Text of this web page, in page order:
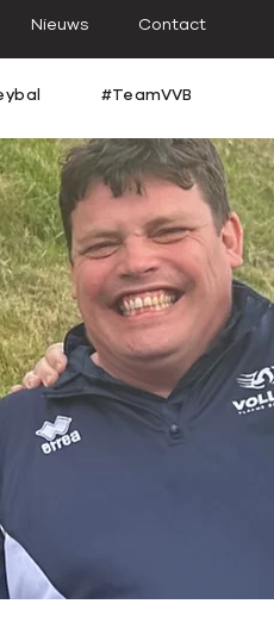
Contact
Nieuws
#TeamVVB